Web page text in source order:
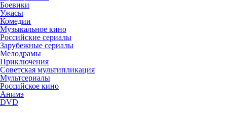
Боевики
Ужасы
Комедии
Музыкальное кино
Российские сериалы
Зарубежные сериалы
Мелодрамы
Приключения
Советская мультипликация
Мультсериалы
Российское кино
Анимэ
DVD